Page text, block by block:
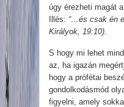
úgy érezheti magát
Illés: “…és csak én
Királyok, 19:10)
S hogy mi lehet
az, ha igazán
hogy a prófétai
gondolkodásmód
figyelni, amely